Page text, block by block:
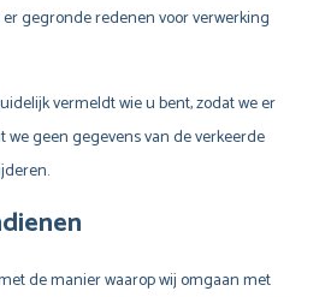
gegronde redenen voor verwerking
vermeldt wie u bent, zodat we er
we geen gegevens van de verkeerde
de manier waarop wij omgaan met